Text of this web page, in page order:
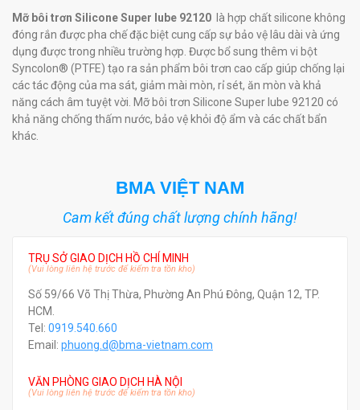
Mỡ bôi trơn Silicone Super lube 92120
là hợp chất silicone không
đóng rắn được pha chế đặc biệt cung cấp sự bảo vệ lâu dài và ứng
dụng được trong nhiều trường hợp. Được bổ sung thêm vi bột
Syncolon® (PTFE) tạo ra sản phẩm bôi trơn cao cấp giúp chống lại
các tác động của ma sát, giảm mài mòn, rỉ sét, ăn mòn và khả
năng cách âm tuyệt vời. Mỡ bôi trơn Silicone Super lube 92120 có
khả năng chống thấm nước, bảo vệ khỏi độ ẩm và các chất bẩn
khác.
BMA VIỆT NAM
Cam kết đúng chất lượng chính hãng!
TRỤ SỞ GIAO DỊCH HỒ CHÍ MINH
(Vui lòng liên hệ trước để kiểm tra tồn kho)
Số 59/66 Võ Thị Thừa, Phường An Phú Đông, Quận 12, TP.
HCM.
Tel: 0919.540.660
Email: phuong.d@bma-vietnam.com
VĂN PHÒNG GIAO DỊCH HÀ NỘI
(Vui lòng liên hệ trước để kiểm tra tồn kho)